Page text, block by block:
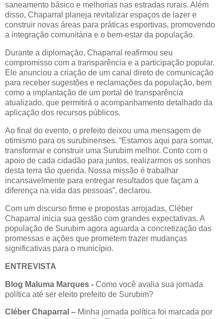
saneamento básico e melhorias nas estradas rurais. Além
disso, Chaparral planeja revitalizar espaços de lazer e
construir novas áreas para práticas esportivas, promovendo
a integração comunitária e o bem-estar da população.
Durante a diplomação, Chaparral reafirmou seu
compromisso com a transparência e a participação popular.
Ele anunciou a criação de um canal direto de comunicação
para receber sugestões e reclamações da população, bem
como a implantação de um portal de transparência
atualizado, que permitirá o acompanhamento detalhado da
aplicação dos recursos públicos.
Ao final do evento, o prefeito deixou uma mensagem de
otimismo para os surubinenses. “Estamos aqui para somar,
transformar e construir uma Surubim melhor. Conto com o
apoio de cada cidadão para juntos, realizarmos os sonhos
desta terra tão querida. Nossa missão é trabalhar
incansavelmente para entregar resultados que façam a
diferença na vida das pessoas”, declarou.
Com um discurso firme e propostas arrojadas, Cléber
Chaparral inicia sua gestão com grandes expectativas. A
população de Surubim agora aguarda a concretização das
promessas e ações que prometem trazer mudanças
significativas para o município.
ENTREVISTA
Blog Maluma Marques - Como você avalia sua jornada
política até ser eleito prefeito de Surubim?
Cléber Chaparral – Minha jornada política foi marcada por